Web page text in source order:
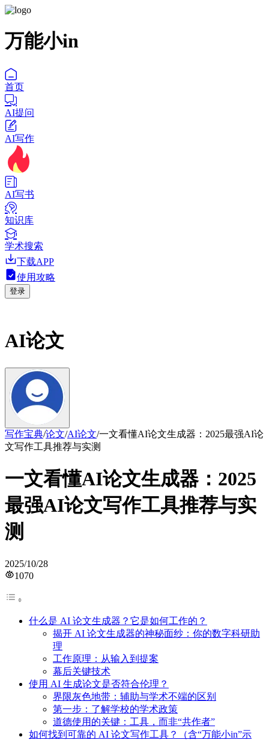
万能小in
首页
AI提问
AI写作
AI写书
知识库
学术搜索
下载APP
使用攻略
登录
AI论文
写作宝典/论文/AI论文/一文看懂AI论文生成器：2025最强AI论
文写作工具推荐与实测
一文看懂AI论文生成器：2025
最强AI论文写作工具推荐与实
测
2025/10/28
1070
什么是 AI 论文生成器？它是如何工作的？
揭开 AI 论文生成器的神秘面纱：你的数字科研助
理
工作原理：从输入到提案
幕后关键技术
使用 AI 生成论文是否符合伦理？
界限灰色地带：辅助与学术不端的区别
第一步：了解学校的学术政策
道德使用的关键：工具，而非“共作者”
如何找到可靠的 AI 论文写作工具？（含“万能小in”示